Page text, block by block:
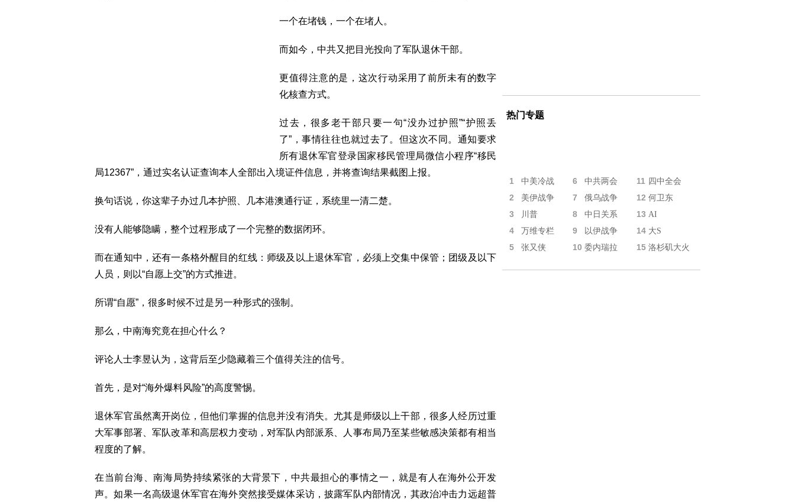
一个在堵钱，一个在堵人。
而如今，中共又把目光投向了军队退休干部。
更值得注意的是，这次行动采用了前所未有的数字
化核查方式。
过去，很多老干部只要一句“没办过护照”“护照丢
了”，事情往往也就过去了。但这次不同。通知要求
所有退休军官登录国家移民管理局微信小程序“移民
局12367”，通过实名认证查询本人全部出入境证件信息，并将查询结果截图上报。
换句话说，你这辈子办过几本护照、几本港澳通行证，系统里一清二楚。
没有人能够隐瞒，整个过程形成了一个完整的数据闭环。
而在通知中，还有一条格外醒目的红线：师级及以上退休军官，必须上交集中保管；团级及以下
人员，则以“自愿上交”的方式推进。
所谓“自愿”，很多时候不过是另一种形式的强制。
那么，中南海究竟在担心什么？
评论人士李昱认为，这背后至少隐藏着三个值得关注的信号。
首先，是对“海外爆料风险”的高度警惕。
退休军官虽然离开岗位，但他们掌握的信息并没有消失。尤其是师级以上干部，很多人经历过重
大军事部署、军队改革和高层权力变动，对军队内部派系、人事布局乃至某些敏感决策都有相当
程度的了解。
在当前台海、南海局势持续紧张的大背景下，中共最担心的事情之一，就是有人在海外公开发
声。如果一名高级退休军官在海外突然接受媒体采访，披露军队内部情况，其政治冲击力远超普
热门专题
1 中美冷战 6 中共两会 11 四中全会
2 美伊战争 7 俄乌战争 12 何卫东
3 川普 8 中日关系 13 AI
4 万维专栏 9 以伊战争 14 大S
5 张又侠 10 委内瑞拉 15 洛杉矶大火